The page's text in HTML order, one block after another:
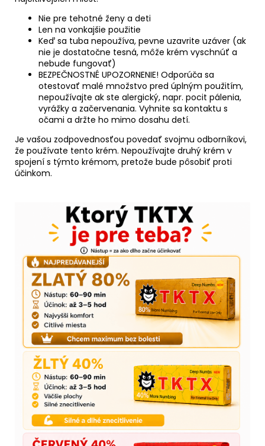
Nie pre tehotné ženy a deti
Len na vonkajšie použitie
Keď sa tuba nepoužíva, pevne uzavrite uzáver (ak
nie je dostatočne tesná, môže krém vyschnúť a
nebude fungovať)
BEZPEČNOSTNÉ UPOZORNENIE! Odporúča sa
otestovať malé množstvo pred úplným použitím,
nepoužívajte ak ste alergický, napr. pocit pálenia,
vyrážky a začervenania. Vyhnite sa kontaktu s
očami a držte ho mimo dosahu detí.
Je vašou zodpovednosťou povedať svojmu odborníkovi,
že používate tento krém. Nepoužívajte druhý krém v
spojení s týmto krémom, pretože bude pôsobiť proti
účinkom.